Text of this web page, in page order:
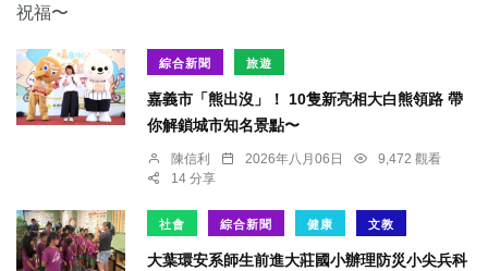
綜合新聞 旅遊
嘉義市「熊出沒」！ 10隻新亮相大白熊領路 帶
你解鎖城市知名景點〜
陳信利 2026年八月06日
9,472 觀看
14 分享
社會 綜合新聞 健康 文教
大葉環安系師生前進大莊國小辦理防災小尖兵科